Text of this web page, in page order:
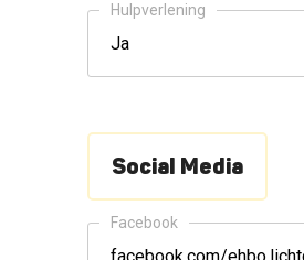
Hulpverlening
Social Media
Facebook